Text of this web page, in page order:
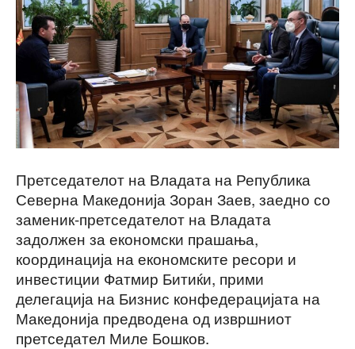
Претседателот на Владата на Република
Северна Македонија Зоран Заев, заедно со
заменик-претседателот на Владата
задолжен за економски прашања,
координација на економските ресори и
инвестиции Фатмир Битиќи, прими
делегација на Бизнис конфедерацијата на
Македонија предводена од извршниот
претседател Миле Бошков.